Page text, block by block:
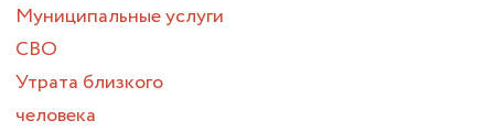
Муниципальные услуги
СВО
Утрата близкого
человека